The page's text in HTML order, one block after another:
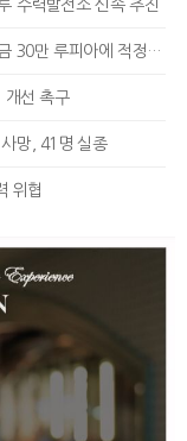
수력발전소 신속 추진
루피아에 적정성 제기
개선 촉구
망, 41명 실종
위협